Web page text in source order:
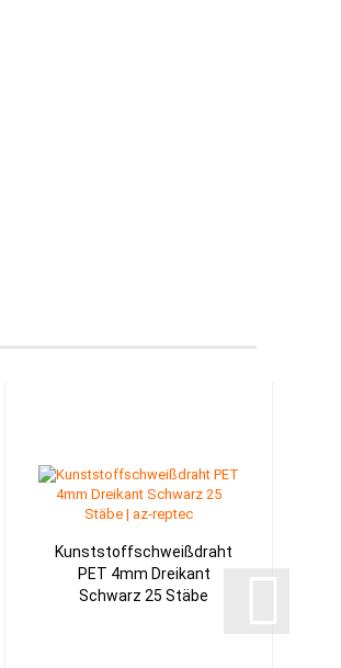
Kunststoffschweißdraht
PET 4mm Dreikant
Schwarz 25 Stäbe